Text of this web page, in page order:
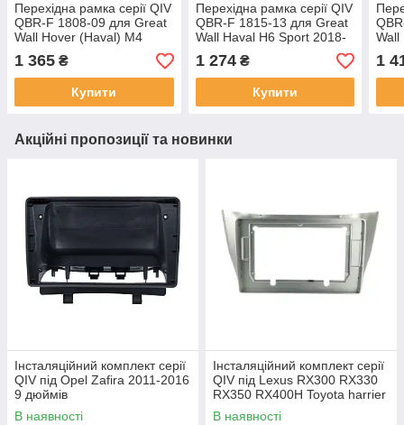
Перехідна рамка серії QIV
QBR-F 1808-09 для Great
Wall Hover (Haval) M4
2014-2021 10 дюймів
1 365 ₴
Купити
Перехідна рамка серії QIV
QBR-F 1815-13 для Great
Wall Haval H6 Sport 2018-
2020 9 дюймів
1 274₴
Купити
Wall
1
Акційні пропозиції та новинки
Інсталяційний комплект серії
QIV під Opel Zafira 2011-2016
9 дюймів
В наявності
Інсталяційний комплект серії
QIV під Lexus RX300 RX330
RX350 RX400H Toyota harrier
2003-2009 (F2) 10 дюймів
В наявності